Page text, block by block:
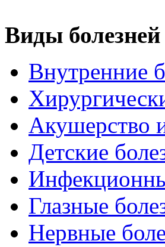
Виды болезней
Внутренние
Акушерство
Детские
Глазные
Нервные